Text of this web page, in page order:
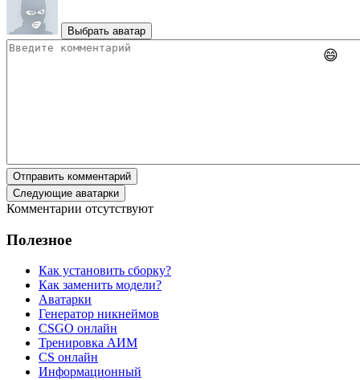
Выбрать аватар
😄
Отправить комментарий
Следующие аватарки
Комментарии отсутствуют
Полезное
Как установить сборку?
Как заменить модели?
Аватарки
Генератор никнеймов
CSGO онлайн
Тренировка АИМ
CS онлайн
Информационный